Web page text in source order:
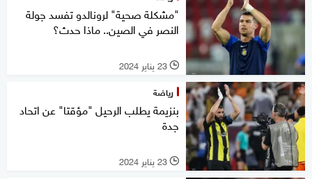
"مشكلة صحية" لرونالدو تفسد جولة
النصر في الصين.. ماذا حدث؟
l 23 يناير 2024
رياضة
بنزيمة يطلب الرحيل "مؤقتا" عن اتحاد
جدة
l 23 يناير 2024